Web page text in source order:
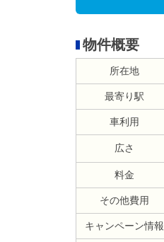
物件概要
所在地
最寄り駅
車利用
広さ
料金
その他費用
キャンペーン情報